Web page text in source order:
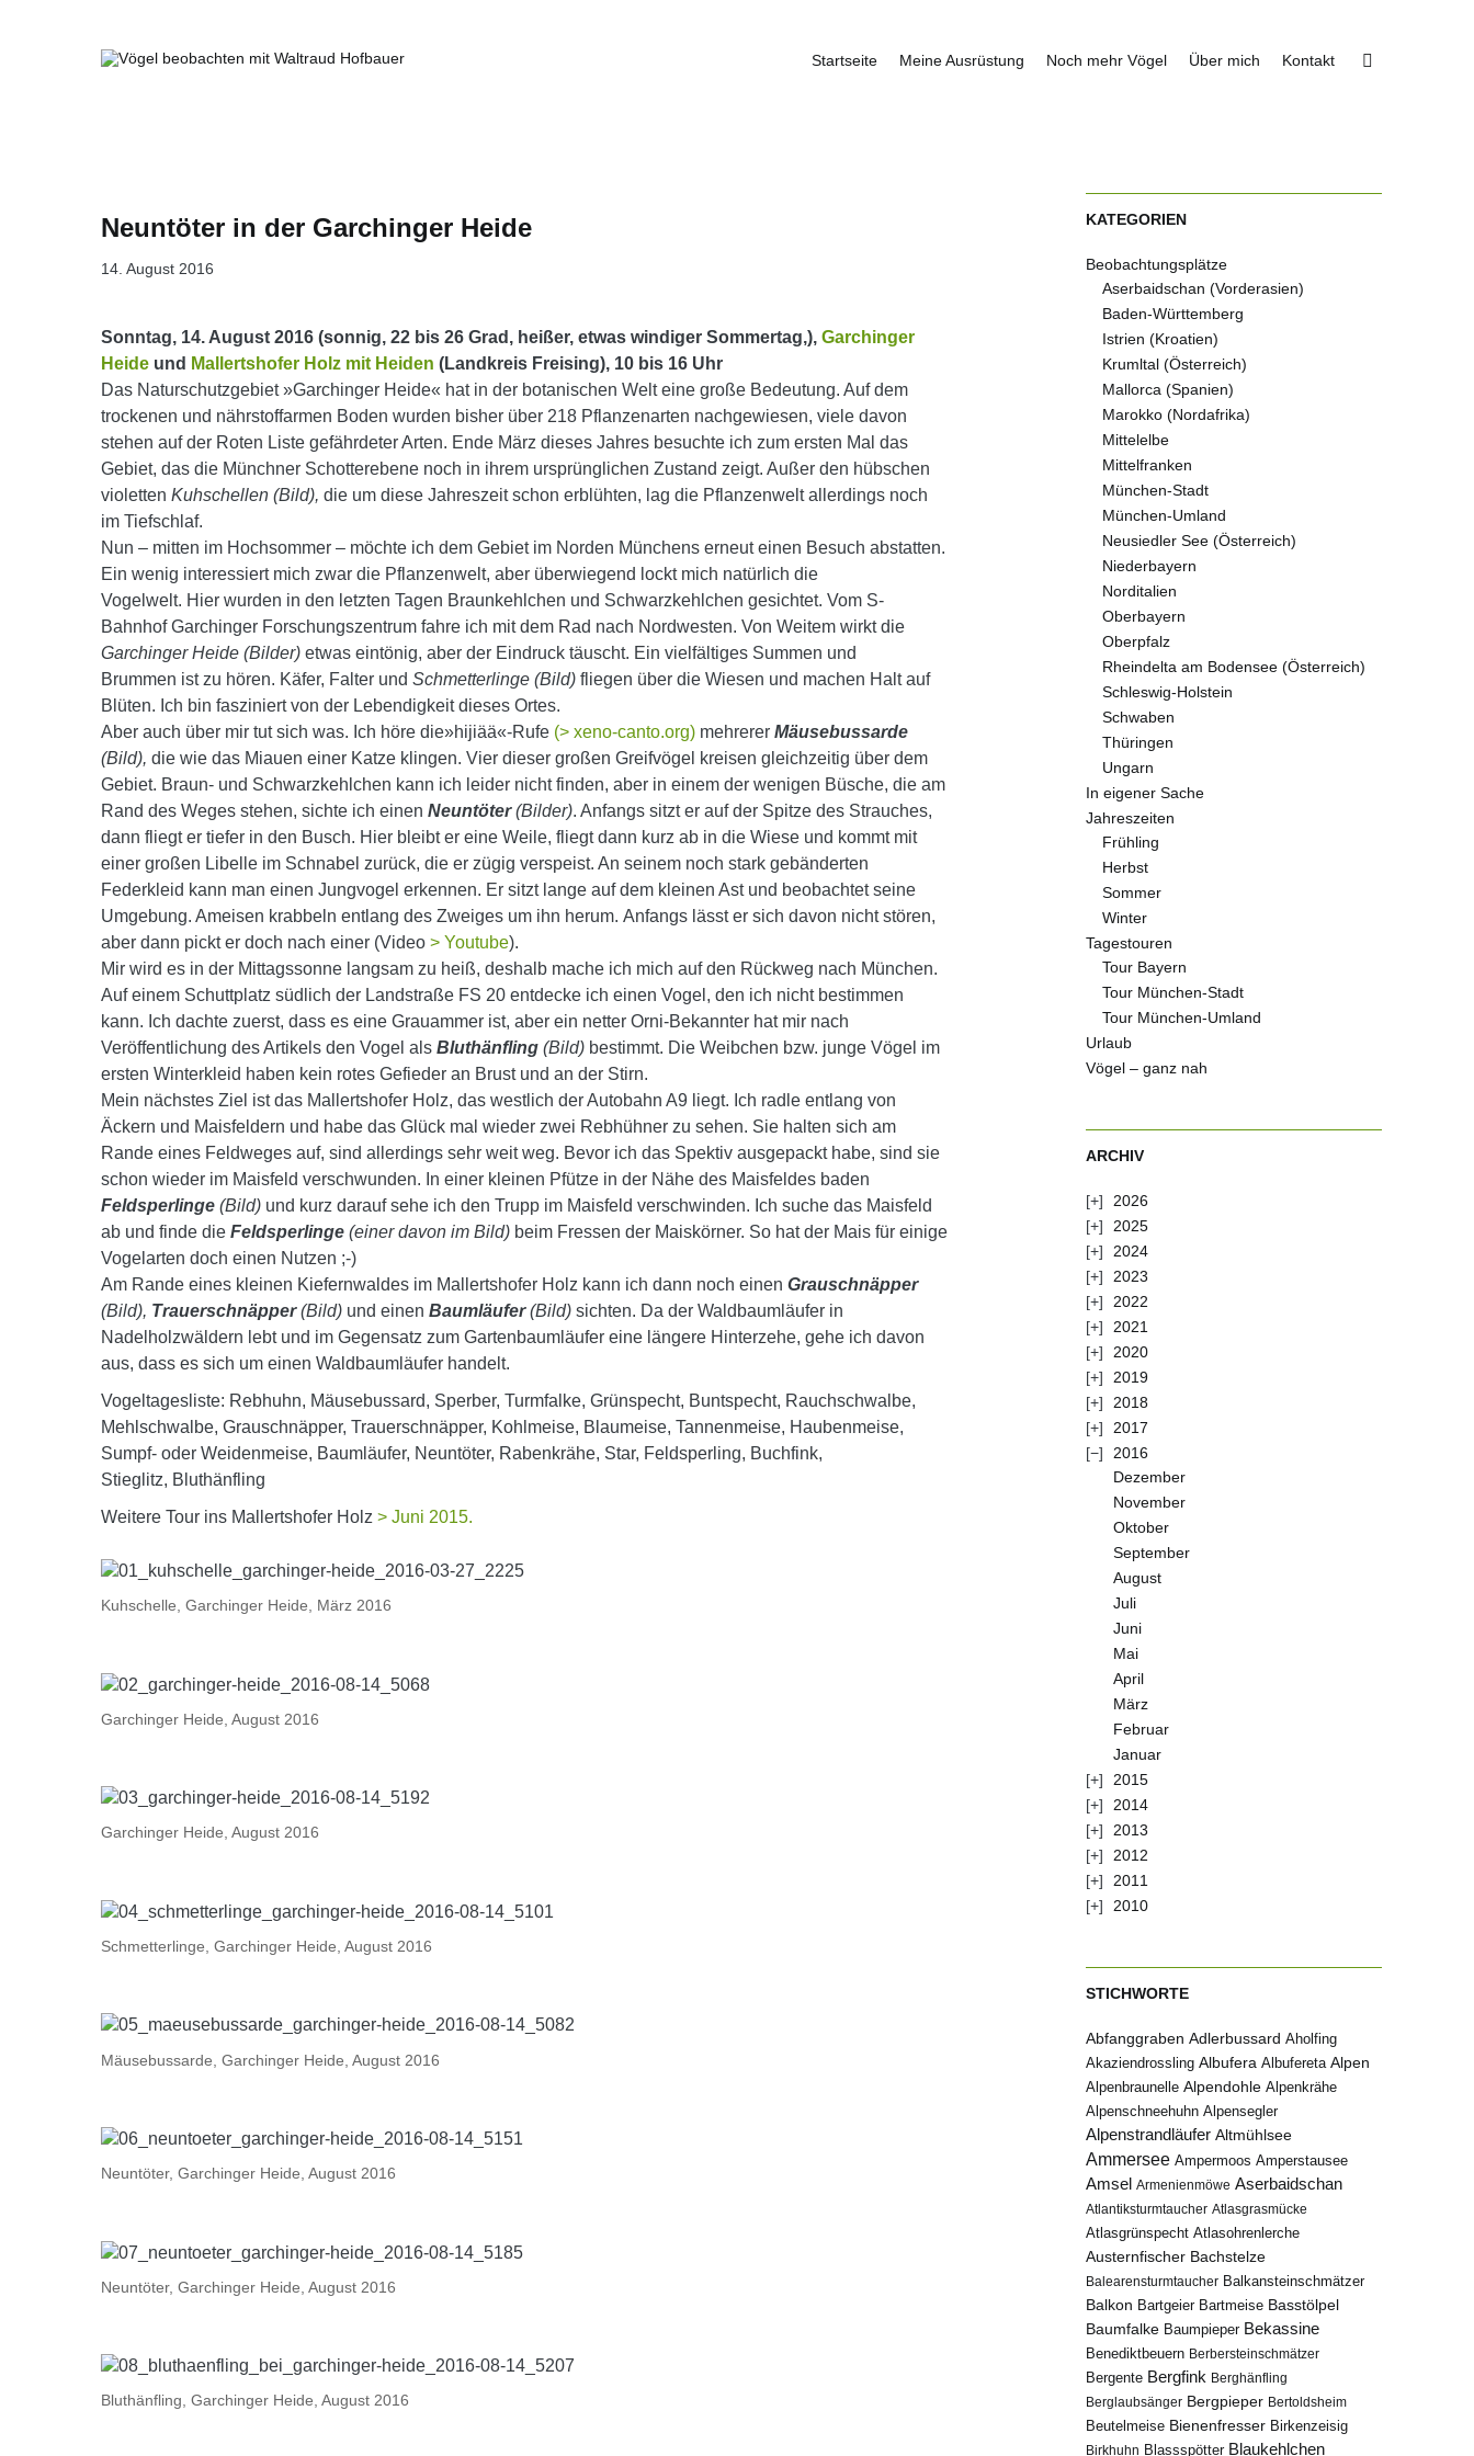
Startseite Meine Ausrüstung Noch mehr Vögel Über mich Kontakt
Neuntöter in der Garchinger Heide
14. August 2016
Sonntag, 14. August 2016 (sonnig, 22 bis 26 Grad, heißer, etwas windiger Sommertag,), Garchinger
Heide und Mallertshofer Holz mit Heiden (Landkreis Freising), 10 bis 16 Uhr
Das Naturschutzgebiet »Garchinger Heide« hat in der botanischen Welt eine große Bedeutung. Auf dem
trockenen und nährstoffarmen Boden wurden bisher über 218 Pflanzenarten nachgewiesen, viele davon
stehen auf der Roten Liste gefährdeter Arten. Ende März dieses Jahres besuchte ich zum ersten Mal das
Gebiet, das die Münchner Schotterebene noch in ihrem ursprünglichen Zustand zeigt. Außer den hübschen
violetten Kuhschellen (Bild), die um diese Jahreszeit schon erblühten, lag die Pflanzenwelt allerdings noch
im Tiefschlaf.
Nun – mitten im Hochsommer – möchte ich dem Gebiet im Norden Münchens erneut einen Besuch abstatten.
Ein wenig interessiert mich zwar die Pflanzenwelt, aber überwiegend lockt mich natürlich die
Vogelwelt. Hier wurden in den letzten Tagen Braunkehlchen und Schwarzkehlchen gesichtet. Vom S-
Bahnhof Garchinger Forschungszentrum fahre ich mit dem Rad nach Nordwesten. Von Weitem wirkt die
Garchinger Heide (Bilder) etwas eintönig, aber der Eindruck täuscht. Ein vielfältiges Summen und
Brummen ist zu hören. Käfer, Falter und Schmetterlinge (Bild) fliegen über die Wiesen und machen Halt auf
Blüten. Ich bin fasziniert von der Lebendigkeit dieses Ortes.
Aber auch über mir tut sich was. Ich höre die»hijiää«-Rufe (> xeno-canto.org) mehrerer Mäusebussarde
(Bild), die wie das Miauen einer Katze klingen. Vier dieser großen Greifvögel kreisen gleichzeitig über dem
Gebiet. Braun- und Schwarzkehlchen kann ich leider nicht finden, aber in einem der wenigen Büsche, die am
Rand des Weges stehen, sichte ich einen Neuntöter(Bilder). Anfangs sitzt er auf der Spitze des Strauches,
dann fliegt er tiefer in den Busch. Hier bleibt er eine Weile, fliegt dann kurz ab in die Wiese und kommt mit
einer großen Libelle im Schnabel zurück, die er zügig verspeist. An seinem noch stark gebänderten
Federkleid kann man einen Jungvogel erkennen. Er sitzt lange auf dem kleinen Ast und beobachtet seine
Umgebung. Ameisen krabbeln entlang des Zweiges um ihn herum. Anfangs lässt er sich davon nicht stören,
aber dann pickt er doch nach einer (Video > Youtube).
Mir wird es in der Mittagssonne langsam zu heiß, deshalb mache ich mich auf den Rückweg nach München.
Auf einem Schuttplatz südlich der Landstraße FS 20 entdecke ich einen Vogel, den ich nicht bestimmen
kann. Ich dachte zuerst, dass es eine Grauammer ist, aber ein netter Orni-Bekannter hat mir nach
Veröffentlichung des Artikels den Vogel als Bluthänfling (Bild) bestimmt. Die Weibchen bzw. junge Vögel im
ersten Winterkleid haben kein rotes Gefieder an Brust und an der Stirn.
Mein nächstes Ziel ist das Mallertshofer Holz, das westlich der Autobahn A9 liegt. Ich radle entlang von
Äckern und Maisfeldern und habe das Glück mal wieder zwei Rebhühner zu sehen. Sie halten sich am
Rande eines Feldweges auf, sind allerdings sehr weit weg. Bevor ich das Spektiv ausgepackt habe, sind sie
schon wieder im Maisfeld verschwunden. In einer kleinen Pfütze in der Nähe des Maisfeldes baden
Feldsperlinge (Bild) und kurz darauf sehe ich den Trupp im Maisfeld verschwinden. Ich suche das Maisfeld
ab und finde die Feldsperlinge (einer davon im Bild) beim Fressen der Maiskörner. So hat der Mais für einige
Vogelarten doch einen Nutzen ;-)
Am Rande eines kleinen Kiefernwaldes im Mallertshofer Holz kann ich dann noch einen Grauschnäpper
(Bild), Trauerschnäpper(Bild) und einen Baumläufer(Bild) sichten. Da der Waldbaumläufer in
Nadelholzwäldern lebt und im Gegensatz zum Gartenbaumläufer eine längere Hinterzehe, gehe ich davon
aus, dass es sich um einen Waldbaumläufer handelt.
Vogeltagesliste: Rebhuhn, Mäusebussard, Sperber, Turmfalke, Grünspecht, Buntspecht, Rauchschwalbe,
Mehlschwalbe, Grauschnäpper, Trauerschnäpper, Kohlmeise, Blaumeise, Tannenmeise, Haubenmeise,
Sumpf- oder Weidenmeise, Baumläufer, Neuntöter, Rabenkrähe, Star, Feldsperling, Buchfink,
Stieglitz, Bluthänfling
Weitere Tour ins Mallertshofer Holz > Juni 2015.
Kuhschelle, Garchinger Heide, März 2016
Garchinger Heide, August 2016
Garchinger Heide, August 2016
Schmetterlinge, Garchinger Heide, August 2016
Mäusebussarde, Garchinger Heide, August 2016
Neuntöter, Garchinger Heide, August 2016
Neuntöter, Garchinger Heide, August 2016
Bluthänfling, Garchinger Heide, August 2016
KATEGORIEN
Beobachtungsplätze
Aserbaidschan (Vorderasien)
Baden-Württemberg
Istrien (Kroatien)
Krumltal (Österreich)
Mallorca (Spanien)
Marokko (Nordafrika)
Mittelelbe
Mittelfranken
München-Stadt
München-Umland
Neusiedler See (Österreich)
Niederbayern
Norditalien
Oberbayern
Oberpfalz
Rheindelta am Bodensee (Österreich)
Schleswig-Holstein
Schwaben
Thüringen
Ungarn
In eigener Sache
Jahreszeiten
Frühling
Herbst
Sommer
Winter
Tagestouren
Tour Bayern
Tour München-Stadt
Tour München-Umland
Urlaub
Vögel – ganz nah
ARCHIV
2026
2025
2024
2023
2022
2021
2020
2019
2018
2017
2016
Dezember
November
Oktober
September
August
Juli
Juni
Mai
April
März
Februar
Januar
2015
2014
2013
2012
2011
2010
STICHWORTE
Abfanggraben Adlerbussard Aholfing
Akaziendrossling Albufera Albufereta Alpen
Alpenbraunelle Alpendohle Alpenkrähe
Alpenschneehuhn Alpensegler
Alpenstrandläufer Altmühlsee
Ammersee Ampermoos Amperstausee
Amsel Armenienmöwe Aserbaidschan
Atlantiksturmtaucher Atlasgrasmücke
Atlasgrünspecht Atlasohrenlerche
Austernfischer Bachstelze
Balearensturmtaucher Balkansteinschmätzer
Balkon Bartgeier Bartmeise Basstölpel
Baumfalke Baumpieper Bekassine
Benediktbeuern Berbersteinschmätzer
Bergente Bergfink Berghänfling
Berglaubsänger Bergpieper Bertoldsheim
Beutelmeise Bienenfresser Birkenzeisig
Birkhuhn Blassspötter Blaukehlchen